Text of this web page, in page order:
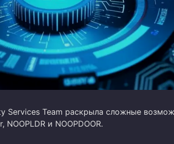
Services Team раскрыла сложные
и NOOPDOOR.